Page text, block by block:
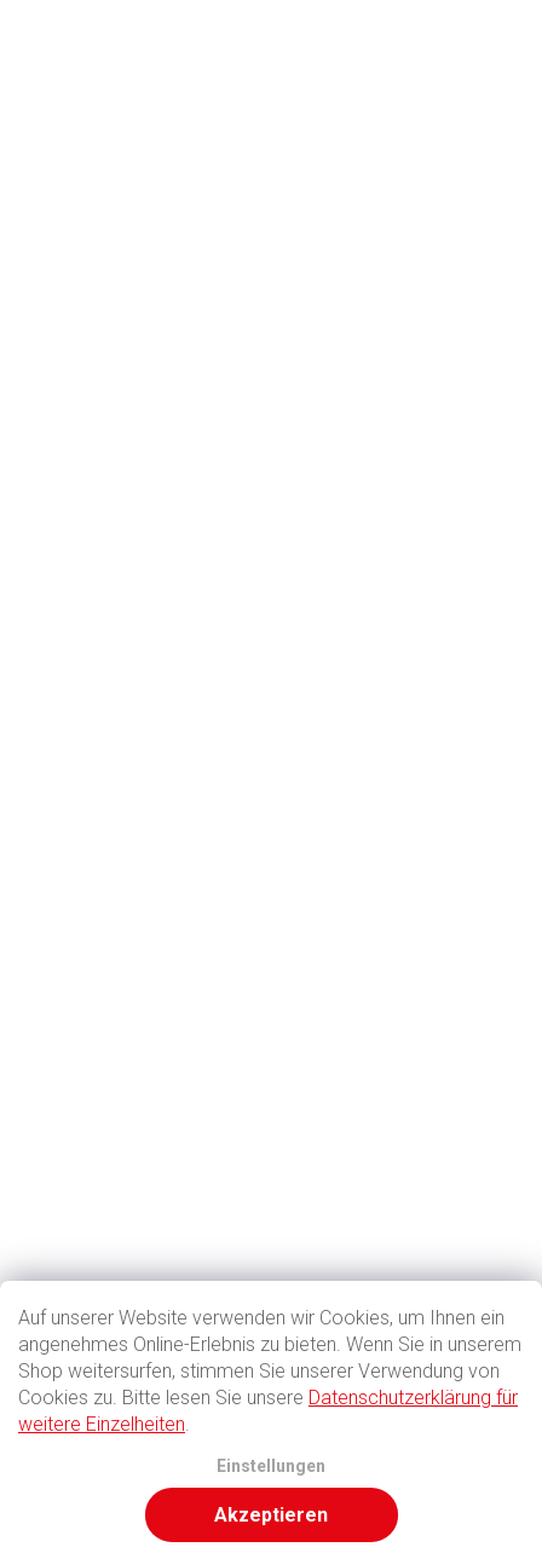
Auf unserer Website verwenden wir Cookies, um Ihnen ein
angenehmes Online-Erlebnis zu bieten. Wenn Sie in unserem
Shop weitersurfen, stimmen Sie unserer Verwendung von
Cookies zu. Bitte lesen Sie unsere Datenschutzerklärung für
weitere Einzelheiten.
Einstellungen
Akzeptieren